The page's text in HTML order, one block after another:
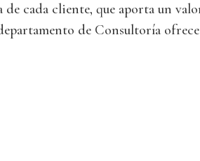
de cada cliente, que aporta un
de Consultoría